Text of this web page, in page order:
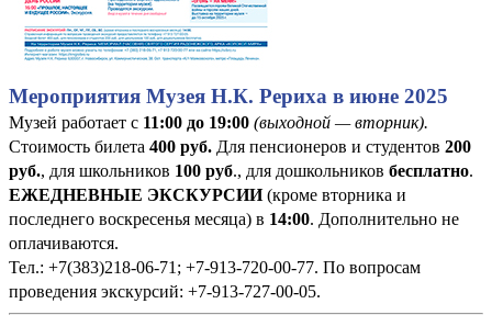
Мероприятия Музея Н.К. Рериха в июне 2025
Музей работает с 11:00 до 19:00 (выходной — вторник).
Стоимость билета 400 руб. Для пенсионеров и студентов 200
руб., для школьников 100 руб., для дошкольников бесплатно.
ЕЖЕДНЕВНЫЕ ЭКСКУРСИИ(кроме вторника и
последнего воскресенья месяца) в 14:00. Дополнительно не
оплачиваются.
Тел.: +7(383)218-06-71; +7-913-720-00-77. По вопросам
проведения экскурсий: +7-913-727-00-05.